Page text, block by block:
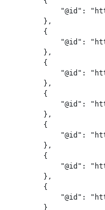
"@id":
        },
        {
"@id":
        },
        {
"@id":
        },
        {
"@id":
        },
        {
"@id":
        },
        {
"@id":
        },
        {
"@id":
        }